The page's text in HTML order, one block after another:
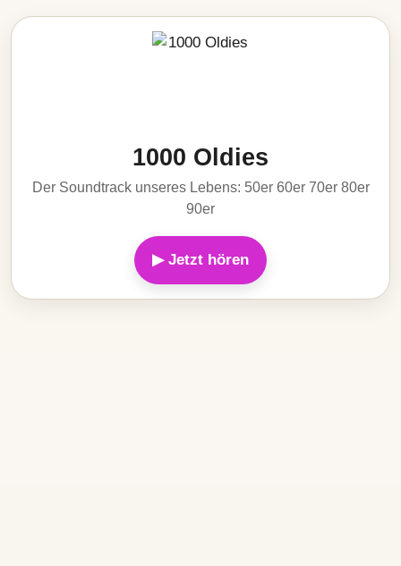
1000 Oldies
Der Soundtrack unseres Lebens: 50er 60er 70er 80er
90er
▶ Jetzt hören